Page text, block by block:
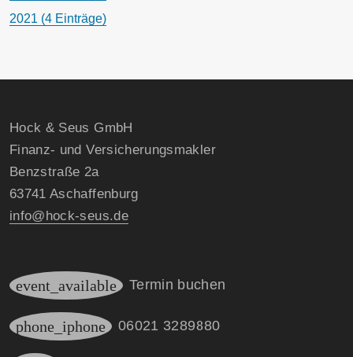
2021 (4 Einträge)
Hock & Seus GmbH
Finanz- und Versicherungsmakler
Benzstraße 2a
63741 Aschaffenburg
info@hock-seus.de
event_available Termin buchen
phone_iphone 06021 3289880